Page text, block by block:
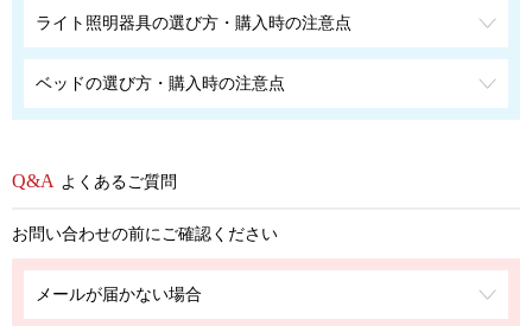
ライト照明器具の選び方・購入時の注意点
ベッドの選び方・購入時の注意点
よくあるご質問
お問い合わせの前にご確認ください
メールが届かない場合